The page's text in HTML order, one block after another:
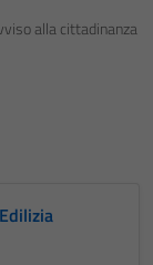
alla cittadinanza